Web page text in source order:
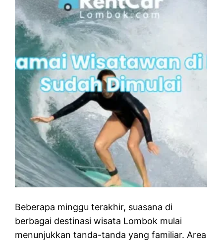
Beberapa minggu terakhir, suasana di
berbagai destinasi wisata Lombok mulai
menunjukkan tanda-tanda yang familiar. Area